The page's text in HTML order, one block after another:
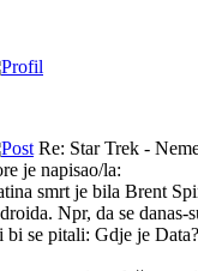
Re: Star Trek -
je napisao/la:
smrt je bila Brent
Npr, da se
bi se pitali: Gdje je Data?